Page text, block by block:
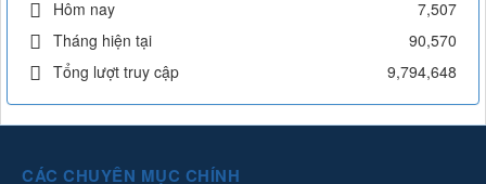
Hôm nay
7,507
Tháng hiện tại
90,570
Tổng lượt truy cập
9,794,648
CÁC CHUYÊN MỤC CHÍNH